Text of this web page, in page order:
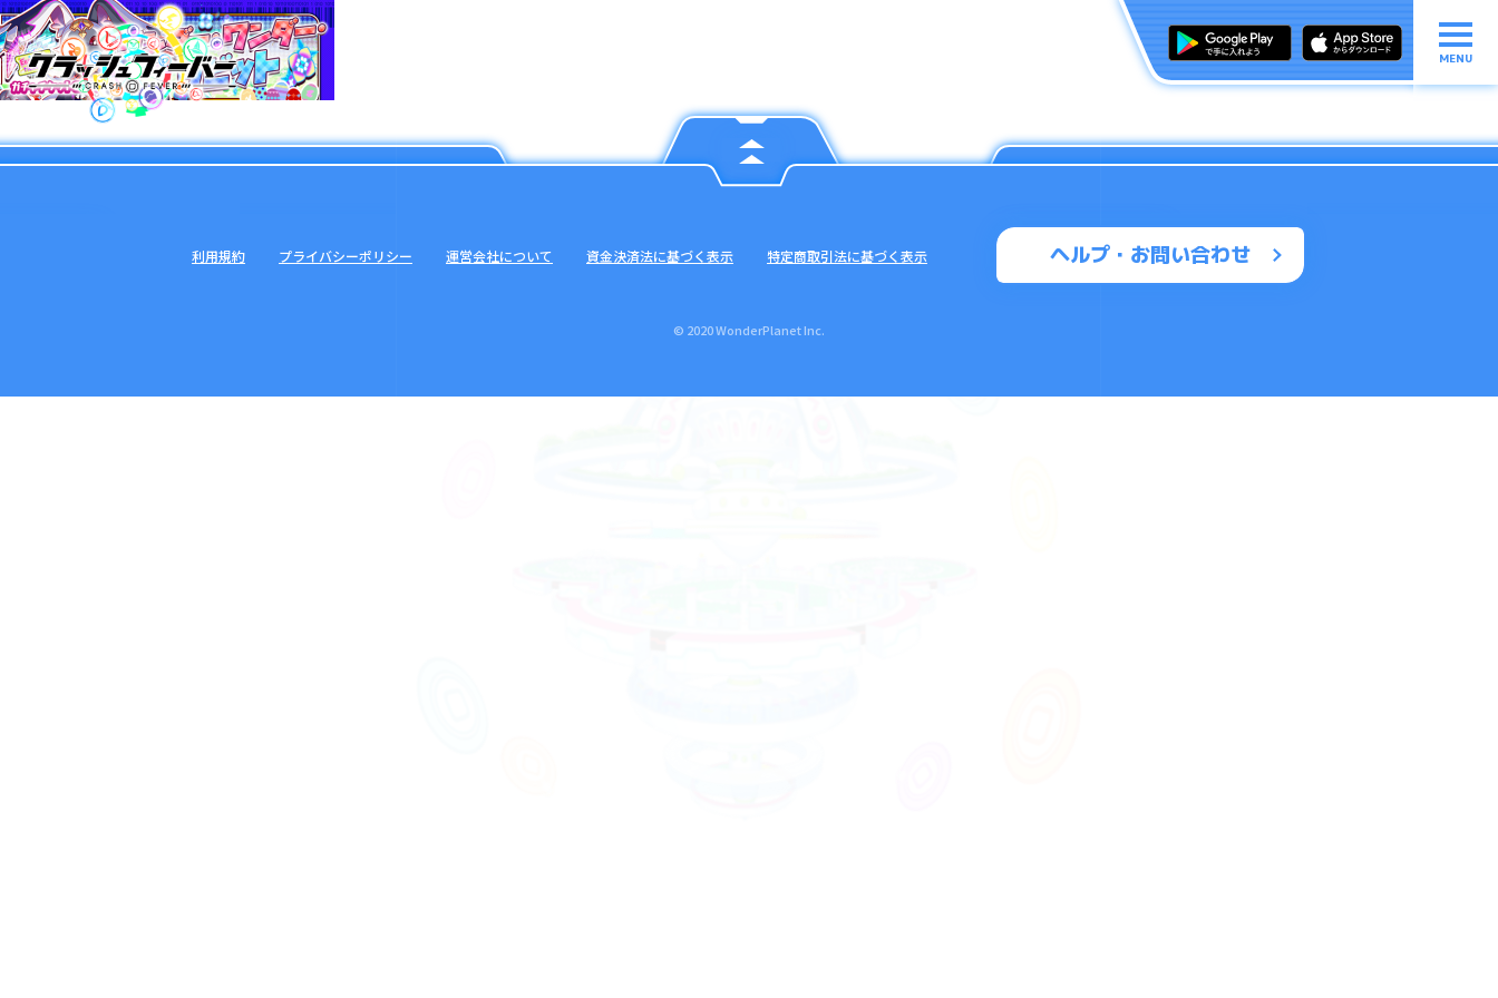
MENU
ヘルプ・お問い合わせ
利用規約 プライバシーポリシー 運営会社について 資金決済法に基づく表示 特定商取引法に基づく表示
© 2020 WonderPlanet Inc.